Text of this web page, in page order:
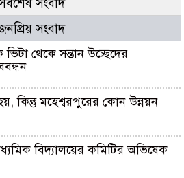
সংবাদ
থেকে সন্তান উচ্ছেদের
কিন্তু মহেশ্বরপুরের কোন উন্নয়ন
বিদ্যালয়ের কমিটির অভিষেক